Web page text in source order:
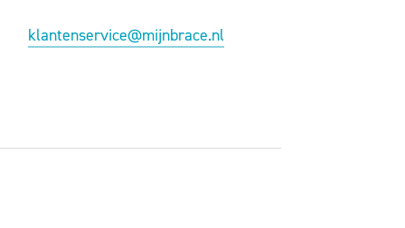
klantenservice@mijnbrace.nl